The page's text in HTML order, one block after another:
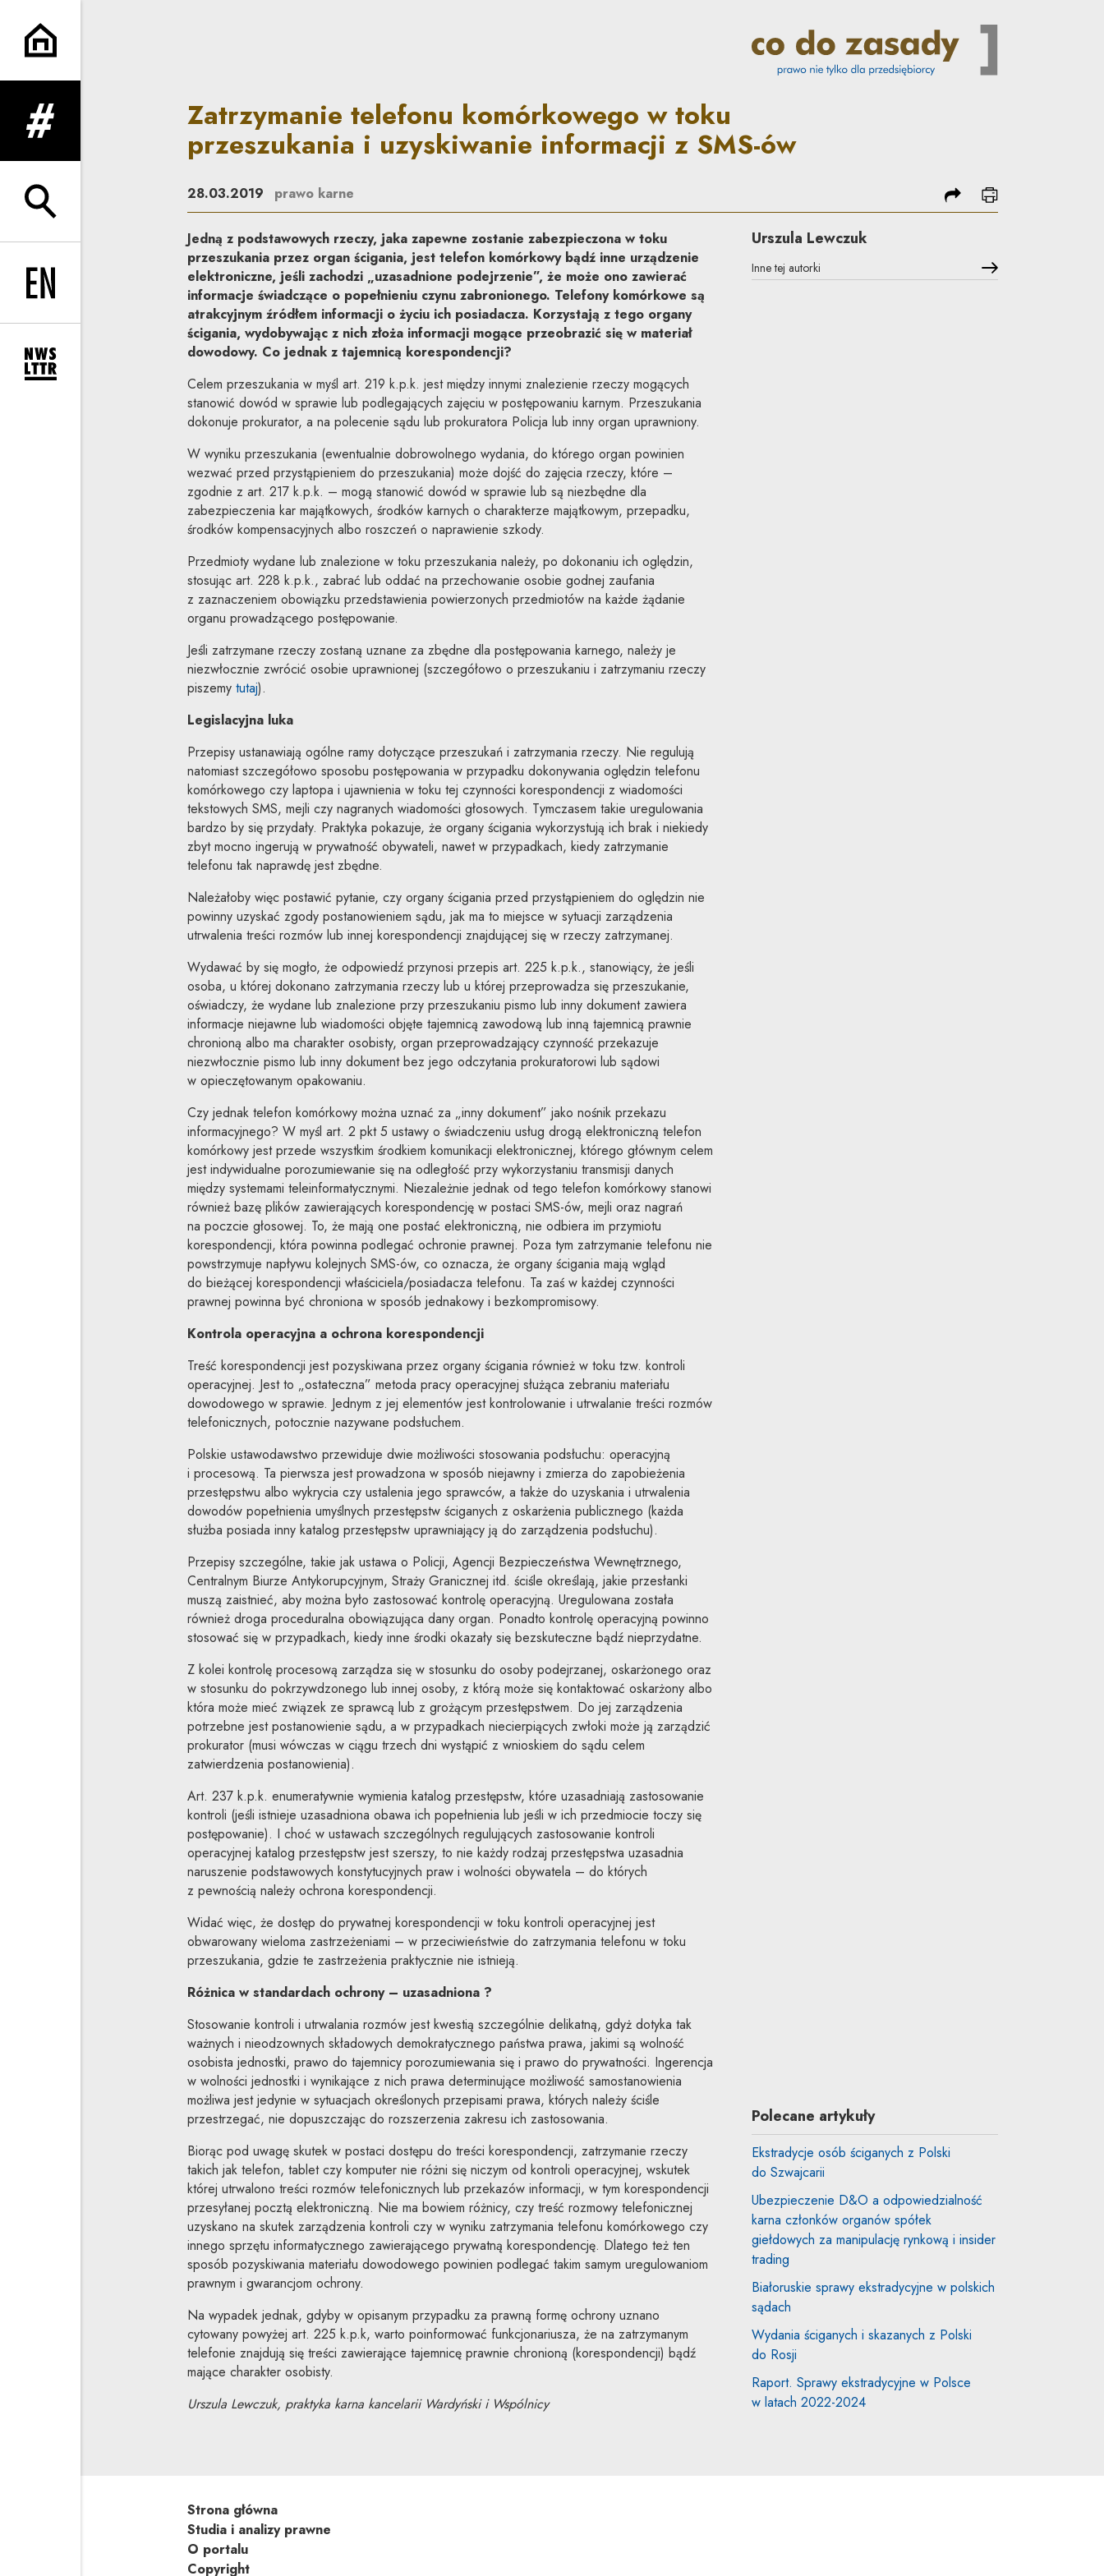
Zatrzymanie telefonu komórkowego w toku przeszukania i uzyskiwanie informacji z
rozwiń menu
rozwiń wyszukiwarkę
Change language to EN
rozwiń formularz zapisu na newsletter
Zatrzymanie telefonu komórkowego w toku
przeszukania i uzyskiwanie informacji z SMS-ów
28.03.2019 prawo karne podziel się
drukuj
Jedną z podstawowych rzeczy, jaka zapewne zostanie zabezpieczona w toku
przeszukania przez organ ścigania, jest telefon komórkowy bądź inne urządzenie
elektroniczne, jeśli zachodzi „uzasadnione podejrzenie”, że może ono zawierać
informacje świadczące o popełnieniu czynu zabronionego. Telefony komórkowe są
atrakcyjnym źródłem informacji o życiu ich posiadacza. Korzystają z tego organy
ścigania, wydobywając z nich złoża informacji mogące przeobrazić się w materiał
dowodowy. Co jednak z tajemnicą korespondencji?
Celem przeszukania w myśl art. 219 k.p.k. jest między innymi znalezienie rzeczy mogących
stanowić dowód w sprawie lub podlegających zajęciu w postępowaniu karnym. Przeszukania
dokonuje prokurator, a na polecenie sądu lub prokuratora Policja lub inny organ uprawniony.
W wyniku przeszukania (ewentualnie dobrowolnego wydania, do którego organ powinien
wezwać przed przystąpieniem do przeszukania) może dojść do zajęcia rzeczy, które –
zgodnie z art. 217 k.p.k. – mogą stanowić dowód w sprawie lub są niezbędne dla
zabezpieczenia kar majątkowych, środków karnych o charakterze majątkowym, przepadku,
środków kompensacyjnych albo roszczeń o naprawienie szkody.
Przedmioty wydane lub znalezione w toku przeszukania należy, po dokonaniu ich oględzin,
stosując art. 228 k.p.k., zabrać lub oddać na przechowanie osobie godnej zaufania
z zaznaczeniem obowiązku przedstawienia powierzonych przedmiotów na każde żądanie
organu prowadzącego postępowanie.
Jeśli zatrzymane rzeczy zostaną uznane za zbędne dla postępowania karnego, należy je
niezwłocznie zwrócić osobie uprawnionej (szczegółowo o przeszukaniu i zatrzymaniu rzeczy
piszemy tutaj).
Legislacyjna luka
Przepisy ustanawiają ogólne ramy dotyczące przeszukań i zatrzymania rzeczy. Nie regulują
natomiast szczegółowo sposobu postępowania w przypadku dokonywania oględzin telefonu
komórkowego czy laptopa i ujawnienia w toku tej czynności korespondencji z wiadomości
tekstowych SMS, mejli czy nagranych wiadomości głosowych. Tymczasem takie uregulowania
bardzo by się przydały. Praktyka pokazuje, że organy ścigania wykorzystują ich brak i niekiedy
zbyt mocno ingerują w prywatność obywateli, nawet w przypadkach, kiedy zatrzymanie
telefonu tak naprawdę jest zbędne.
Należałoby więc postawić pytanie, czy organy ścigania przed przystąpieniem do oględzin nie
powinny uzyskać zgody postanowieniem sądu, jak ma to miejsce w sytuacji zarządzenia
utrwalenia treści rozmów lub innej korespondencji znajdującej się w rzeczy zatrzymanej.
Wydawać by się mogło, że odpowiedź przynosi przepis art. 225 k.p.k., stanowiący, że jeśli
osoba, u której dokonano zatrzymania rzeczy lub u której przeprowadza się przeszukanie,
oświadczy, że wydane lub znalezione przy przeszukaniu pismo lub inny dokument zawiera
informacje niejawne lub wiadomości objęte tajemnicą zawodową lub inną tajemnicą prawnie
chronioną albo ma charakter osobisty, organ przeprowadzający czynność przekazuje
niezwłocznie pismo lub inny dokument bez jego odczytania prokuratorowi lub sądowi
w opieczętowanym opakowaniu.
Czy jednak telefon komórkowy można uznać za „inny dokument” jako nośnik przekazu
informacyjnego? W myśl art. 2 pkt 5 ustawy o świadczeniu usług drogą elektroniczną telefon
komórkowy jest przede wszystkim środkiem komunikacji elektronicznej, którego głównym celem
jest indywidualne porozumiewanie się na odległość przy wykorzystaniu transmisji danych
między systemami teleinformatycznymi. Niezależnie jednak od tego telefon komórkowy stanowi
również bazę plików zawierających korespondencję w postaci SMS-ów, mejli oraz nagrań
na poczcie głosowej. To, że mają one postać elektroniczną, nie odbiera im przymiotu
korespondencji, która powinna podlegać ochronie prawnej. Poza tym zatrzymanie telefonu nie
powstrzymuje napływu kolejnych SMS-ów, co oznacza, że organy ścigania mają wgląd
do bieżącej korespondencji właściciela/posiadacza telefonu. Ta zaś w każdej czynności
prawnej powinna być chroniona w sposób jednakowy i bezkompromisowy.
Kontrola operacyjna a ochrona korespondencji
Treść korespondencji jest pozyskiwana przez organy ścigania również w toku tzw. kontroli
operacyjnej. Jest to „ostateczna” metoda pracy operacyjnej służąca zebraniu materiału
dowodowego w sprawie. Jednym z jej elementów jest kontrolowanie i utrwalanie treści rozmów
telefonicznych, potocznie nazywane podsłuchem.
Polskie ustawodawstwo przewiduje dwie możliwości stosowania podsłuchu: operacyjną
i procesową. Ta pierwsza jest prowadzona w sposób niejawny i zmierza do zapobieżenia
przestępstwu albo wykrycia czy ustalenia jego sprawców, a także do uzyskania i utrwalenia
dowodów popełnienia umyślnych przestępstw ściganych z oskarżenia publicznego (każda
służba posiada inny katalog przestępstw uprawniający ją do zarządzenia podsłuchu).
Przepisy szczególne, takie jak ustawa o Policji, Agencji Bezpieczeństwa Wewnętrznego,
Centralnym Biurze Antykorupcyjnym, Straży Granicznej itd. ściśle określają, jakie przesłanki
muszą zaistnieć, aby można było zastosować kontrolę operacyjną. Uregulowana została
również droga proceduralna obowiązująca dany organ. Ponadto kontrolę operacyjną powinno
stosować się w przypadkach, kiedy inne środki okazały się bezskuteczne bądź nieprzydatne.
Z kolei kontrolę procesową zarządza się w stosunku do osoby podejrzanej, oskarżonego oraz
w stosunku do pokrzywdzonego lub innej osoby, z którą może się kontaktować oskarżony albo
która może mieć związek ze sprawcą lub z grożącym przestępstwem. Do jej zarządzenia
potrzebne jest postanowienie sądu, a w przypadkach niecierpiących zwłoki może ją zarządzić
prokurator (musi wówczas w ciągu trzech dni wystąpić z wnioskiem do sądu celem
zatwierdzenia postanowienia).
Art. 237 k.p.k. enumeratywnie wymienia katalog przestępstw, które uzasadniają zastosowanie
kontroli (jeśli istnieje uzasadniona obawa ich popełnienia lub jeśli w ich przedmiocie toczy się
postępowanie). I choć w ustawach szczególnych regulujących zastosowanie kontroli
operacyjnej katalog przestępstw jest szerszy, to nie każdy rodzaj przestępstwa uzasadnia
naruszenie podstawowych konstytucyjnych praw i wolności obywatela – do których
z pewnością należy ochrona korespondencji.
Widać więc, że dostęp do prywatnej korespondencji w toku kontroli operacyjnej jest
obwarowany wieloma zastrzeżeniami – w przeciwieństwie do zatrzymania telefonu w toku
przeszukania, gdzie te zastrzeżenia praktycznie nie istnieją.
Różnica w standardach ochrony – uzasadniona ?
Stosowanie kontroli i utrwalania rozmów jest kwestią szczególnie delikatną, gdyż dotyka tak
ważnych i nieodzownych składowych demokratycznego państwa prawa, jakimi są wolność
osobista jednostki, prawo do tajemnicy porozumiewania się i prawo do prywatności. Ingerencja
w wolności jednostki i wynikające z nich prawa determinujące możliwość samostanowienia
możliwa jest jedynie w sytuacjach określonych przepisami prawa, których należy ściśle
przestrzegać, nie dopuszczając do rozszerzenia zakresu ich zastosowania.
Biorąc pod uwagę skutek w postaci dostępu do treści korespondencji, zatrzymanie rzeczy
takich jak telefon, tablet czy komputer nie różni się niczym od kontroli operacyjnej, wskutek
której utrwalono treści rozmów telefonicznych lub przekazów informacji, w tym korespondencji
przesyłanej pocztą elektroniczną. Nie ma bowiem różnicy, czy treść rozmowy telefonicznej
uzyskano na skutek zarządzenia kontroli czy w wyniku zatrzymania telefonu komórkowego czy
innego sprzętu informatycznego zawierającego prywatną korespondencję. Dlatego też ten
sposób pozyskiwania materiału dowodowego powinien podlegać takim samym uregulowaniom
prawnym i gwarancjom ochrony.
Na wypadek jednak, gdyby w opisanym przypadku za prawną formę ochrony uznano
cytowany powyżej art. 225 k.p.k, warto poinformować funkcjonariusza, że na zatrzymanym
telefonie znajdują się treści zawierające tajemnicę prawnie chronioną (korespondencji) bądź
mające charakter osobisty.
Urszula Lewczuk, praktyka karna kancelarii Wardyński i Wspólnicy
Urszula Lewczuk
Inne tej autorki
Polecane artykuły
Ekstradycje osób ściganych z Polski
do Szwajcarii
Ubezpieczenie D&O a odpowiedzialność
karna członków organów spółek
giełdowych za manipulację rynkową i insider
trading
Białoruskie sprawy ekstradycyjne w polskich
sądach
Wydania ściganych i skazanych z Polski
do Rosji
Raport. Sprawy ekstradycyjne w Polsce
w latach 2022-2024
Strona główna
Studia i analizy prawne
O portalu
Copyright